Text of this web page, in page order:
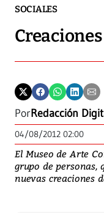
SOCIALES
PorRedacción
04/08/2012 02:00
El Museo de Arte
grupo de personas,
nuevas creaciones